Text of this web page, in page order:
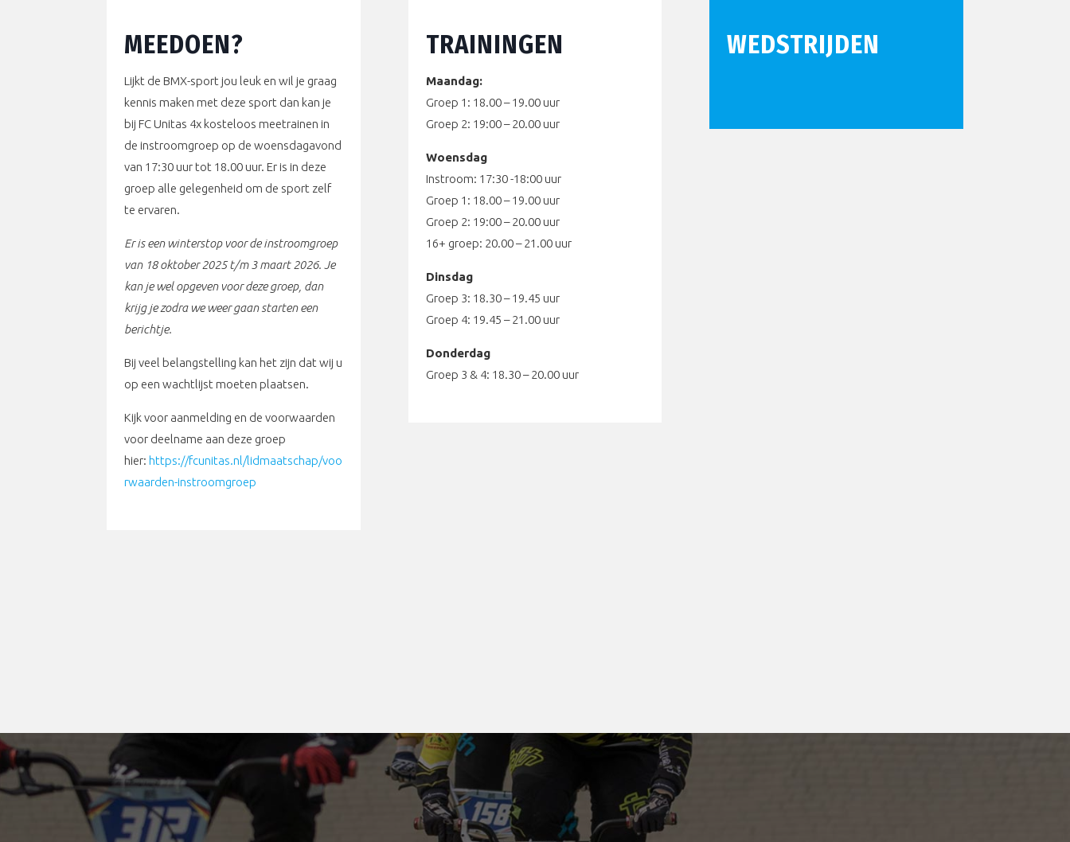
MEEDOEN?
Lijkt de BMX-sport jou leuk en wil je graag
kennis maken met deze sport dan kan je
bij FC Unitas 4x kosteloos meetrainen in
de instroomgroep op de woensdagavond
van 17:30 uur tot 18.00 uur. Er is in deze
groep alle gelegenheid om de sport zelf
te ervaren.
Er is een winterstop voor de instroomgroep
van 18 oktober 2025 t/m 3 maart 2026. Je
kan je wel opgeven voor deze groep, dan
krijg je zodra we weer gaan starten een
berichtje.
Bij veel belangstelling kan het zijn dat wij u
op een wachtlijst moeten plaatsen.
Kijk voor aanmelding en de voorwaarden
voor deelname aan deze groep
hier: https://fcunitas.nl/lidmaatschap/voo
rwaarden-instroomgroep
TRAININGEN
Maandag:
Groep 1: 18.00 – 19.00 uur
Groep 2: 19:00 – 20.00 uur
Woensdag
Instroom: 17:30 -18:00 uur
Groep 1: 18.00 – 19.00 uur
Groep 2: 19:00 – 20.00 uur
16+ groep: 20.00 – 21.00 uur
Dinsdag
Groep 3: 18.30 – 19.45 uur
Groep 4: 19.45 – 21.00 uur
Donderdag
Groep 3 & 4: 18.30 – 20.00 uur
WEDSTRIJDEN